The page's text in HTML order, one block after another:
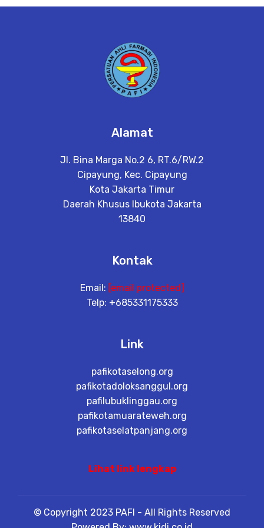
Alamat
Jl. Bina Marga No.2 6, RT.6/RW.2
Cipayung, Kec. Cipayung
Kota Jakarta Timur
Daerah Khusus Ibukota Jakarta
13840
Kontak
Email: [email protected]
Telp: +685331175333
Link
pafikotaselong.org
pafikotadoloksanggul.org
pafilubuklinggau.org
pafikotamuarateweh.org
pafikotaselatpanjang.org
Lihat link lengkap
© Copyright 2023 PAFI - All Rights Reserved